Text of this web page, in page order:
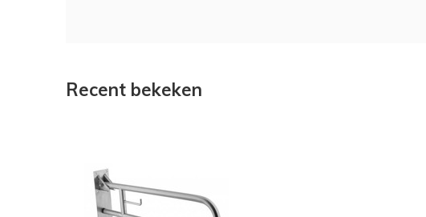
Recent bekeken